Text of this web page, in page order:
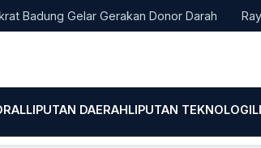
Gelar Gerakan Donor Darah Rayakan
LIPUTAN DAERAHLIPUTAN TEKNOLOGI